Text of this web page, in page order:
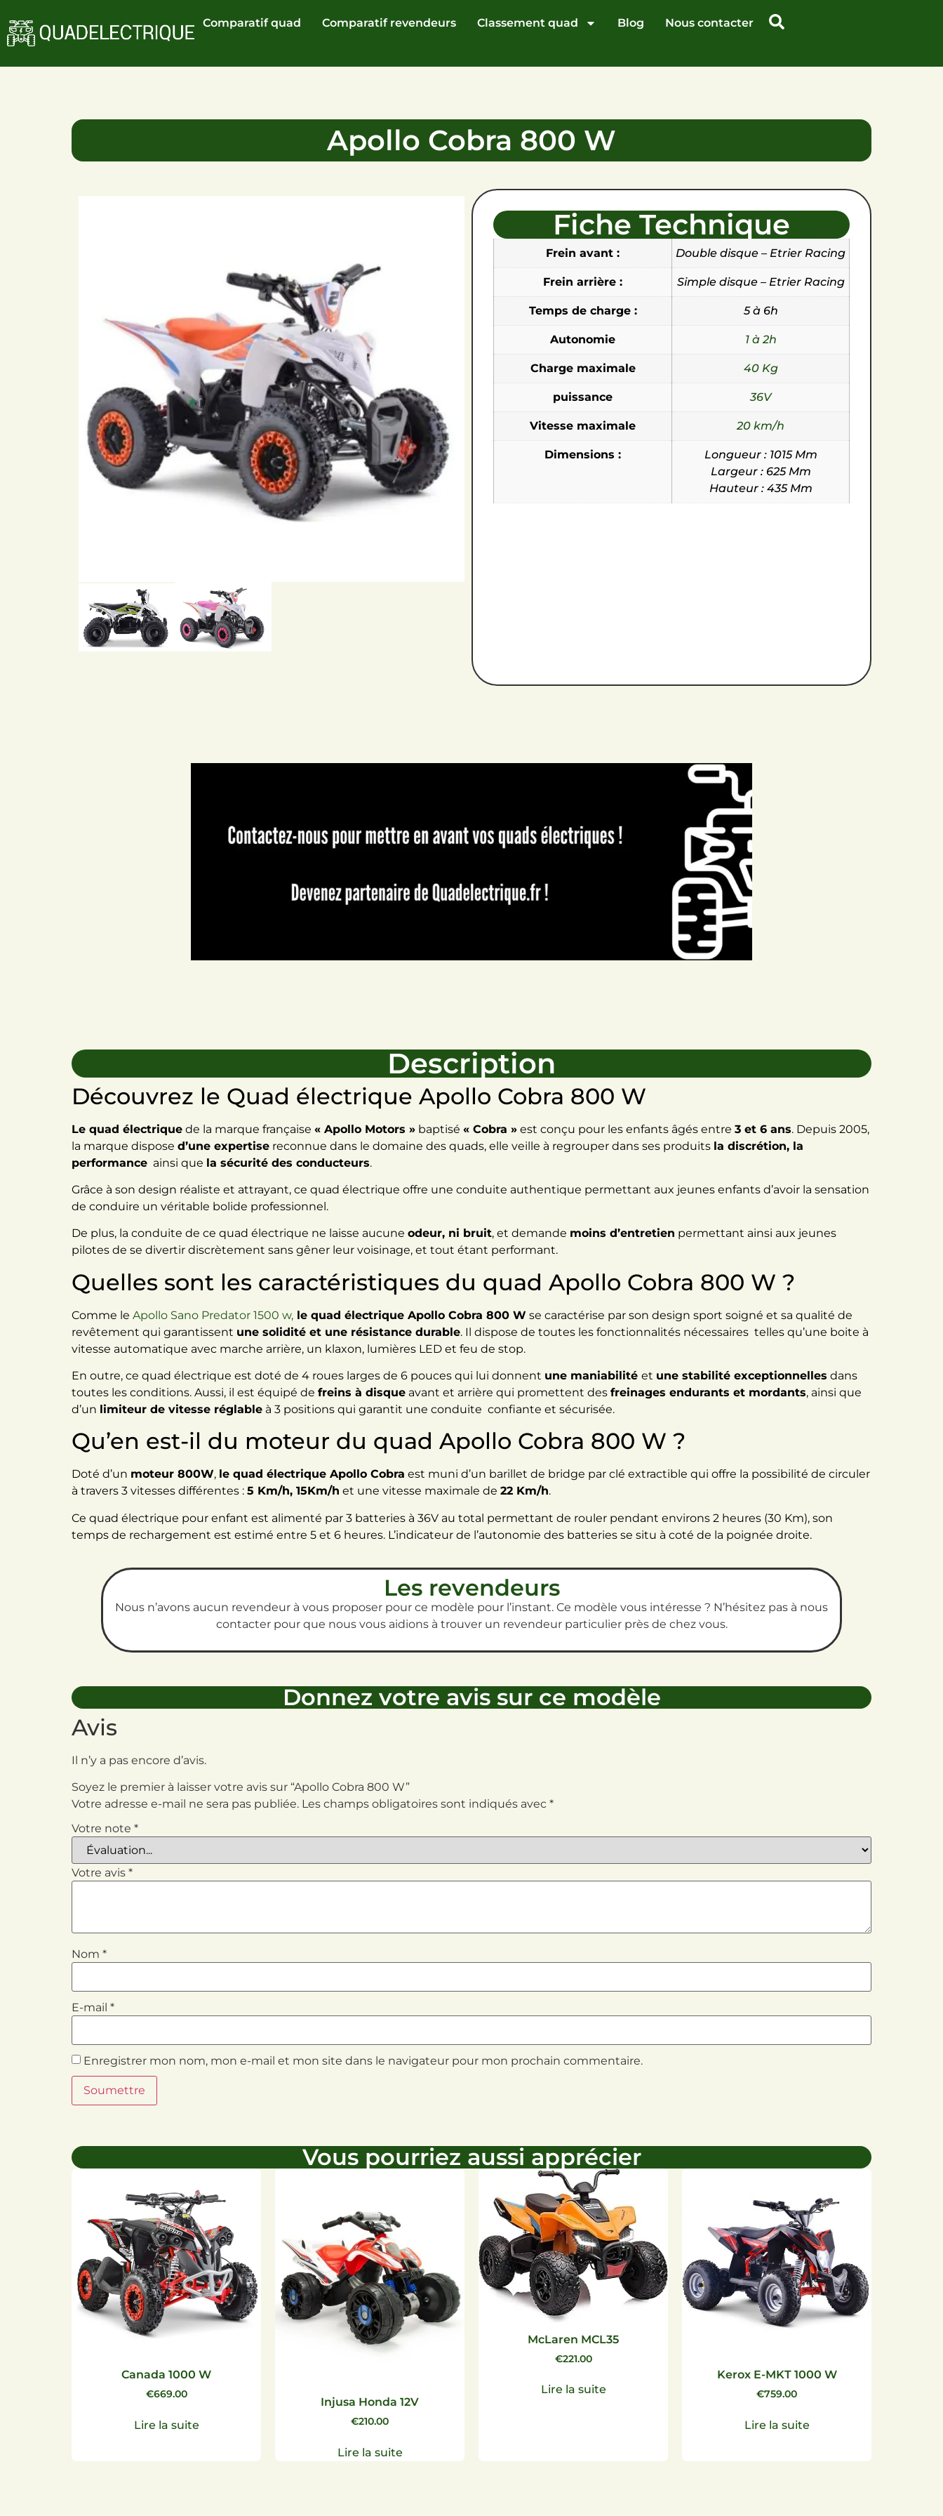
Comparatif quad Comparatif revendeurs Classement quad Blog Nous contacter
Apollo Cobra 800 W
Fiche Technique
Frein avant : Double disque – Etrier Racing
Frein arrière : Simple disque – Etrier Racing
Temps de charge : 5 à 6h
Autonomie 1 à 2h
Charge maximale 40 Kg
puissance 36V
Vitesse maximale 20 km/h
Dimensions :
Longueur : 1015 Mm
Largeur : 625 Mm
Hauteur : 435 Mm
Description
Découvrez le Quad électrique Apollo Cobra 800 W
Le quad électrique de la marque française « Apollo Motors » baptisé « Cobra » est conçu pour les enfants âgés entre 3 et 6 ans. Depuis 2005,
la marque dispose d’une expertise reconnue dans le domaine des quads, elle veille à regrouper dans ses produits la discrétion, la
performance ainsi que la sécurité des conducteurs.
Grâce à son design réaliste et attrayant, ce quad électrique offre une conduite authentique permettant aux jeunes enfants d’avoir la sensation
de conduire un véritable bolide professionnel.
De plus, la conduite de ce quad électrique ne laisse aucune odeur, ni bruit, et demande moins d’entretien permettant ainsi aux jeunes
pilotes de se divertir discrètement sans gêner leur voisinage, et tout étant performant.
Quelles sont les caractéristiques du quad Apollo Cobra 800 W ?
Comme le Apollo Sano Predator 1500 w, le quad électrique Apollo Cobra 800 W se caractérise par son design sport soigné et sa qualité de
revêtement qui garantissent une solidité et une résistance durable. Il dispose de toutes les fonctionnalités nécessaires telles qu’une boite à
vitesse automatique avec marche arrière, un klaxon, lumières LED et feu de stop.
En outre, ce quad électrique est doté de 4 roues larges de 6 pouces qui lui donnent une maniabilité et une stabilité exceptionnelles dans
toutes les conditions. Aussi, il est équipé de freins à disque avant et arrière qui promettent des freinages endurants et mordants, ainsi que
d’un limiteur de vitesse réglable à 3 positions qui garantit une conduite confiante et sécurisée.
Qu’en est-il du moteur du quad Apollo Cobra 800 W ?
Doté d’un moteur 800W, le quad électrique Apollo Cobra est muni d’un barillet de bridge par clé extractible qui offre la possibilité de circuler
à travers 3 vitesses différentes : 5 Km/h, 15Km/h et une vitesse maximale de 22 Km/h.
Ce quad électrique pour enfant est alimenté par 3 batteries à 36V au total permettant de rouler pendant environs 2 heures (30 Km), son
temps de rechargement est estimé entre 5 et 6 heures. L’indicateur de l’autonomie des batteries se situ à coté de la poignée droite.
Les revendeurs
Nous n’avons aucun revendeur à vous proposer pour ce modèle pour l’instant. Ce modèle vous intéresse ? N’hésitez pas à nous
contacter pour que nous vous aidions à trouver un revendeur particulier près de chez vous.
Donnez votre avis sur ce modèle
Avis
Il n’y a pas encore d’avis.
Soyez le premier à laisser votre avis sur “Apollo Cobra 800 W”
Votre adresse e-mail ne sera pas publiée. Les champs obligatoires sont indiqués avec *
Votre note *
Votre avis *
Nom *
E-mail *
Enregistrer mon nom, mon e-mail et mon site dans le navigateur pour mon prochain commentaire.
Vous pourriez aussi apprécier
Canada 1000 W
€669.00
Lire la suite
Injusa Honda 12V
€210.00
Lire la suite
McLaren MCL35
€221.00
Lire la suite
Kerox E-MKT 1000 W
€759.00
Lire la suite